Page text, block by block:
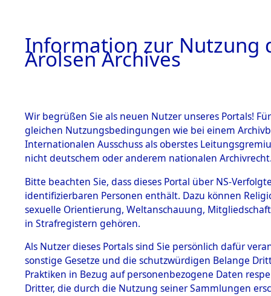
BESTÄNDE
1.
Inhaftierungsdoku
mente
1.2.9 Beim ITS
verwahrte
1.2.9.1
Effekten aus
dem KZ
Dachau
3Akten
Land
Ungarn
Information zur Nutzung
Arolsen Archives
Wir begrüßen Sie als neuen Nutzer unseres Portals!
gleichen Nutzungsbedingungen wie bei einem
Internationalen Ausschuss als oberstes
nicht deutschem oder anderem nationalen
Bitte beachten Sie, dass dieses Portal über NS-
identifizierbaren Personen enthält. Dazu können
sexuelle Orientierung, Weltanschauung,
in Strafregistern gehören.
Als Nutzer dieses Portals sind Sie persönlich dafür
sonstige Gesetze und die schutzwürdigen Belange
Praktiken in Bezug auf personenbezogene Daten
Dritter, die durch die Nutzung seiner Sammlungen